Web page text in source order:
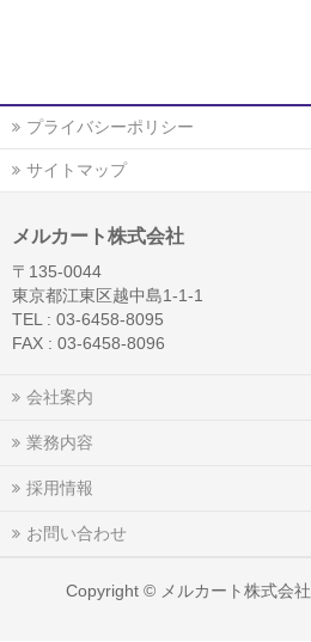
プライバシーポリシー
サイトマップ
メルカート株式会社
〒135-0044
東京都江東区越中島1-1-1
TEL : 03-6458-8095
FAX : 03-6458-8096
会社案内
業務内容
採用情報
お問い合わせ
Copyright © メルカート株式会社